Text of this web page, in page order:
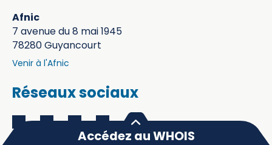
Afnic
7 avenue du 8 mai 1945
78280 Guyancourt
Venir à l'Afnic
Réseaux sociaux
Accédez au WHOIS